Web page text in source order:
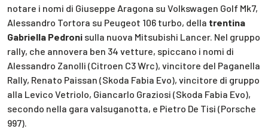
notare i nomi di Giuseppe Aragona su Volkswagen Golf Mk7,
Alessandro Tortora su Peugeot 106 turbo, della trentina
Gabriella Pedroni sulla nuova Mitsubishi Lancer. Nel gruppo
rally, che annovera ben 34 vetture, spiccano i nomi di
Alessandro Zanolli (Citroen C3 Wrc), vincitore del Paganella
Rally, Renato Paissan (Skoda Fabia Evo), vincitore di gruppo
alla Levico Vetriolo, Giancarlo Graziosi (Skoda Fabia Evo),
secondo nella gara valsuganotta, e Pietro De Tisi (Porsche
997).